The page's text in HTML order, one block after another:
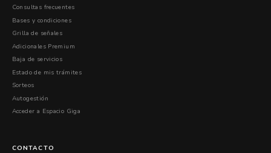
Consultas frecuentes
Bases y condiciones
Grilla de señales
Adicionales Premium
Baja de servicios
Estado de mis trámites
Sorteos
Autogestión
Acceder a Espacio Giga
CONTACTO